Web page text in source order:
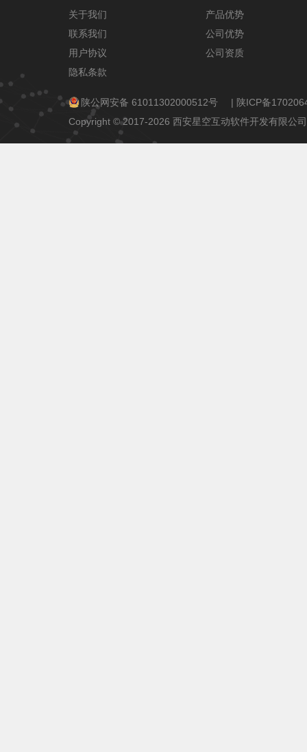
关于我们
联系我们
用户协议
隐私条款
产品优势
公司优势
公司资质
陕公网安备 61011302000512号 | 陕ICP备
Copyright © 2017-2026 西安星空互动软件开发有限公